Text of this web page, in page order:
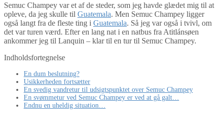
Semuc Champey var et af de steder, som jeg havde glædet mig til at
opleve, da jeg skulle til Guatemala. Men Semuc Champey ligger
også langt fra de fleste ting i Guatemala. Så jeg var også i tvivl, om
det var turen værd. Efter en lang nat i en natbus fra Atitlánsøen
ankommer jeg til Lanquin – klar til en tur til Semuc Champey.
Indholdsfortegnelse
En dum beslutning?
Usikkerheden fortsætter
En svedig vandretur til udsigtspunktet over Semuc Champey
En svømmetur ved Semuc Champey er ved at gå galt…
Endnu en uheldig situation…